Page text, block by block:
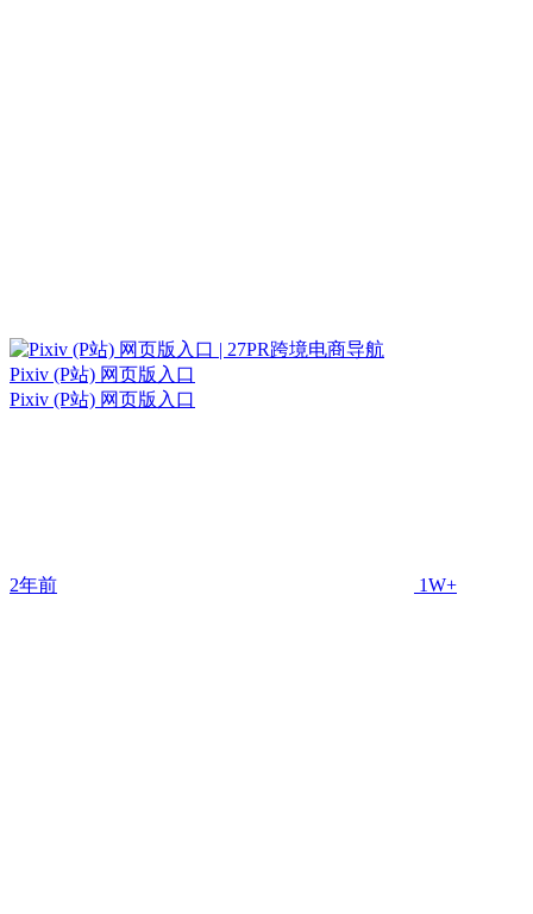
Pixiv (P站) 网页版入口
Pixiv (P站) 网页版入口
2年前 1W+